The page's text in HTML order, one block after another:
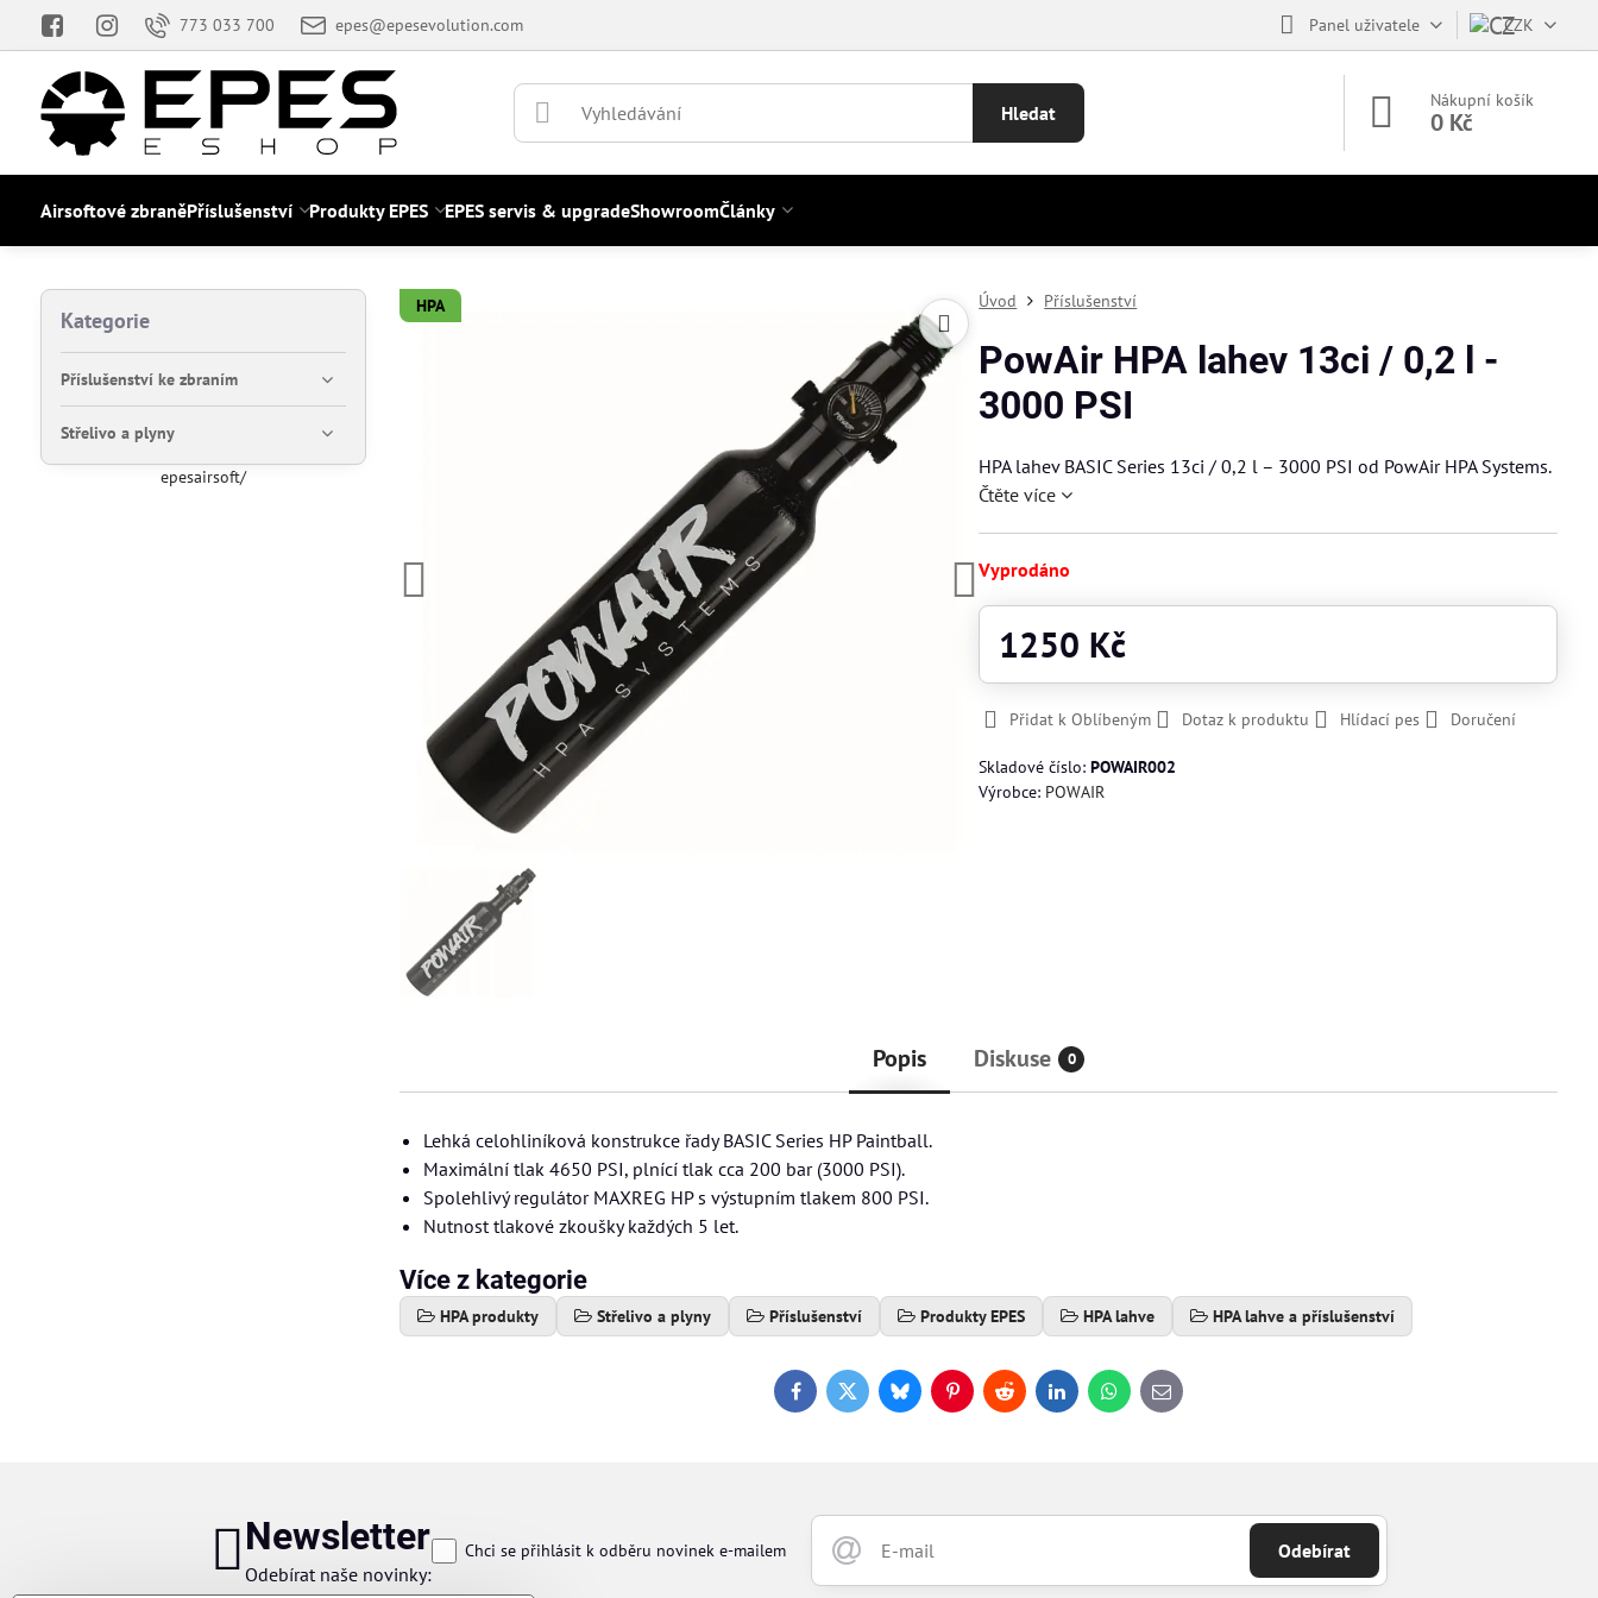
773 033 700 epes@epesevolution.com Panel uživatele CZK
Hledat
Nákupní košík
0 Kč
Airsoftové zbraněPříslušenství Produkty EPES EPES servis & upgradeShowroomČlánky
HPA Úvod Příslušenství
PowAir HPA lahev 13ci / 0,2 l -
3000 PSI
HPA lahev BASIC Series 13ci / 0,2 l – 3000 PSI od PowAir HPA Systems.
Čtěte více
Vyprodáno
1250 Kč
Přidat k Oblíbeným Dotaz k produktu Hlídací pes Doručení
Skladové číslo:POWAIR002
Výrobce: POWAIR
Popis Diskuse 0
Lehká celohliníková konstrukce řady BASIC Series HP Paintball.
Maximální tlak 4650 PSI, plnící tlak cca 200 bar (3000 PSI).
Spolehlivý regulátor MAXREG HP s výstupním tlakem 800 PSI.
Nutnost tlakové zkoušky každých 5 let.
Více z kategorie
HPA produkty Střelivo a plyny Příslušenství Produkty EPES HPA lahve HPA lahve a příslušenství
FacebookTwitterBlueskyPinterestRedditLinkedInWhatsApp
E-
mail
Kategorie
Příslušenství ke zbraním
Střelivo a plyny
epesairsoft/
Newsletter
Odebírat naše novinky:
Odebírat
Chci se přihlásit k odběru novinek e-mailem